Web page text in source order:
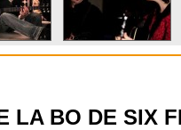
LA BO DE SIX